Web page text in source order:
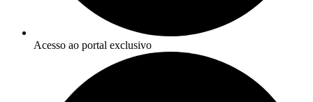
Acesso ao portal exclusivo